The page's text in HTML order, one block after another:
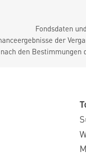
Fondsdaten
der
den